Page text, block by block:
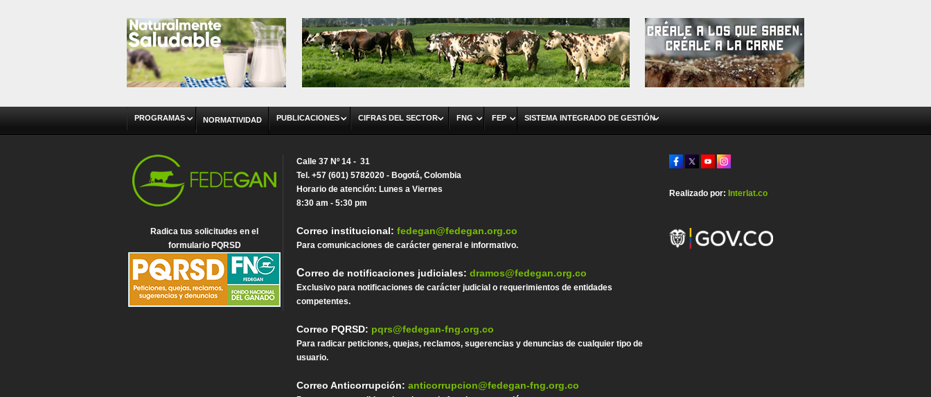
PROGRAMAS NORMATIVIDAD PUBLICACIONES CIFRAS DEL SECTOR FNG FEP SISTEMA INTEGRADO DE GESTIÓN
Radica tus solicitudes en el
formulario PQRSD
Calle 37 Nº 14 - 31
Tel. +57 (601) 5782020 - Bogotá, Colombia
Horario de atención: Lunes a Viernes
8:30 am - 5:30 pm
Correo institucional:fedegan@fedegan.org.co
Para comunicaciones de carácter general e informativo.
Correo de notificaciones judiciales:dramos@fedegan.org.co
Exclusivo para notificaciones de carácter judicial o requerimientos de entidades
competentes.
Correo PQRSD: pqrs@fedegan-fng.org.co
Para radicar peticiones, quejas, reclamos, sugerencias y denuncias de cualquier tipo de
usuario.
Correo Anticorrupción:anticorrupcion@fedegan-fng.org.co
Realizado por:Interlat.co